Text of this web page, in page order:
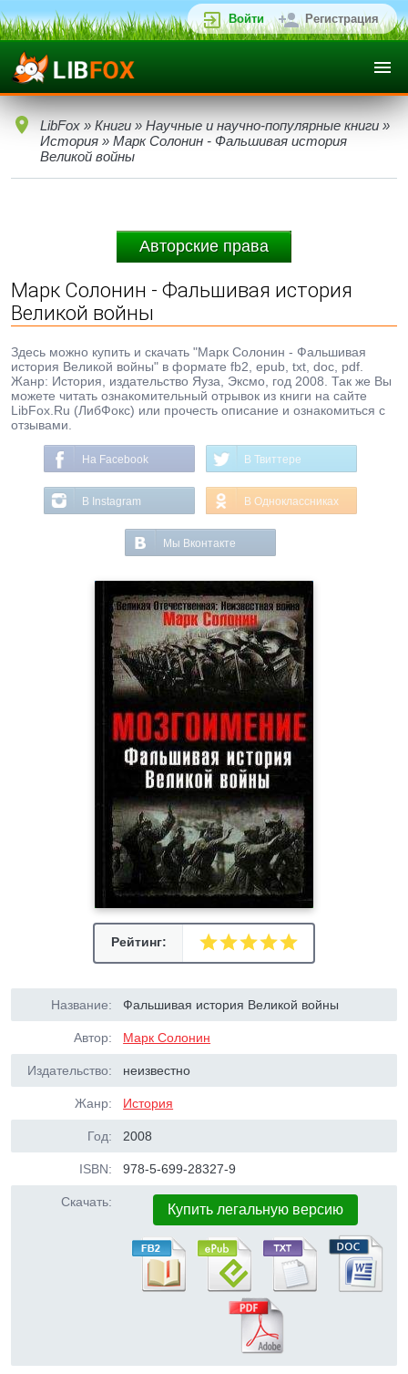
Войти Регистрация
LibFox » Книги » Научные и научно-популярные книги »
История » Марк Солонин - Фальшивая история
Великой войны
Авторские права
Марк Солонин - Фальшивая история
Великой войны
Здесь можно купить и скачать "Марк Солонин - Фальшивая
история Великой войны" в формате fb2, epub, txt, doc, pdf.
Жанр: История, издательство Яуза, Эксмо, год 2008. Так же Вы
можете читать ознакомительный отрывок из книги на сайте
LibFox.Ru (ЛибФокс) или прочесть описание и ознакомиться с
отзывами.
На Facebook В Твиттере
В Instagram В Одноклассниках
Мы Вконтакте
Рейтинг:
Название: Фальшивая история Великой войны
Автор: Марк Солонин
Издательство: неизвестно
Жанр: История
Год: 2008
ISBN: 978-5-699-28327-9
Скачать: Купить легальную версию